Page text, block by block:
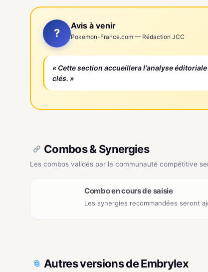
?
Avis à venir
Pokemon-France.com — Rédaction JCC
« Cette section accueillera l'analyse
clés. »
Combos & Synergies
Les combos validés par la communauté compétitive
Combo en cours de saisie
Les synergies recommandées seront
Autres versions de Embrylex